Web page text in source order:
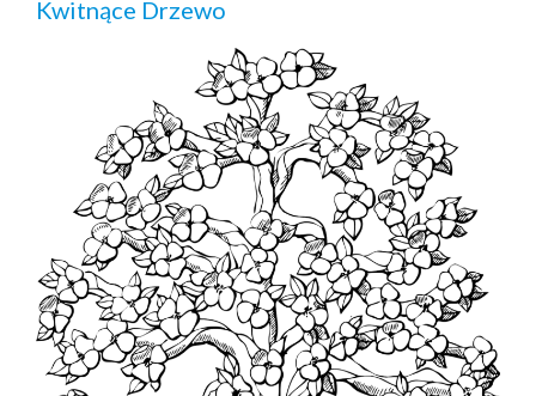
Kwitnące Drzewo